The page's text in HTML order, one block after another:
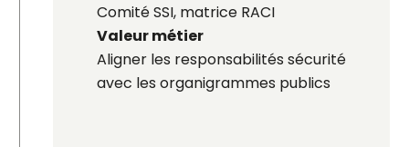
Comité SSI, matrice RACI
Valeur métier
Aligner les responsabilités sécurité
avec les organigrammes publics